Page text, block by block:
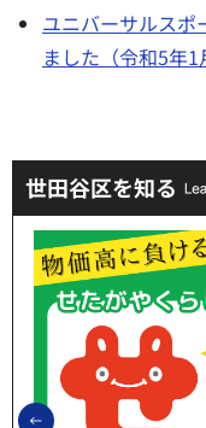
ユニバーサルスポ
ました（令和5年1
世田谷区を知る
前のスライドを表